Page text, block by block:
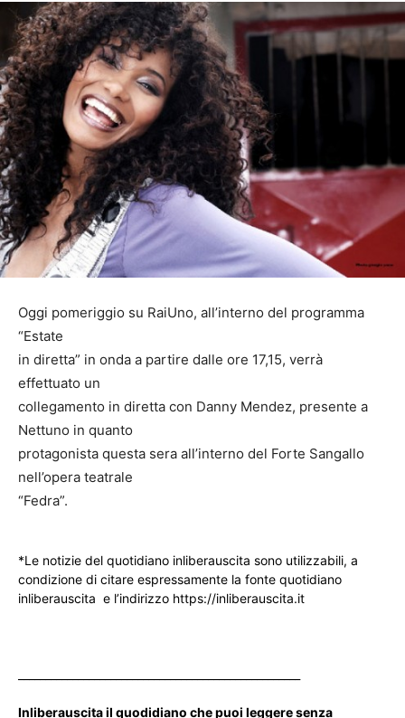
Oggi pomeriggio su RaiUno, all’interno del programma
“Estate
in diretta” in onda a partire dalle ore 17,15, verrà
effettuato un
collegamento in diretta con Danny Mendez, presente a
Nettuno in quanto
protagonista questa sera all’interno del Forte Sangallo
nell’opera teatrale
“Fedra”.
*Le notizie del quotidiano inliberauscita sono utilizzabili, a
condizione di citare espressamente la fonte quotidiano
inliberauscita e l’indirizzo https://inliberauscita.it
Inliberauscita il quodidiano che puoi leggere senza